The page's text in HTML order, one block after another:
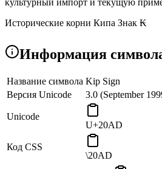
Исторические корни Кипа Знак ₭
Лаосский кип (₭), единица валюты с
серединой 20-го века после
независимости, символизируется
имеет лаосские языковые корни,
культурную самобытность Лаоса.
Лаос достиг переломного момента в
был обозначен как официальная
суверенным государством. Слово
самодостаточность и экономическое
необходимы для лаосского опыта.
Информация
Название символа Kip Sign
Версия Unicode
3.0 (September
Unicode
U+20AD
Код CSS
\20AD